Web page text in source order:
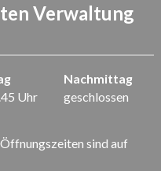
Verwaltung
Nachmittag
Uhr geschlossen
sind auf